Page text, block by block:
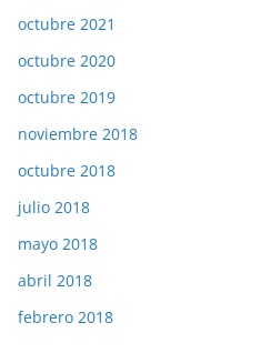
octubre 2021
octubre 2020
octubre 2019
noviembre 2018
octubre 2018
julio 2018
mayo 2018
abril 2018
febrero 2018